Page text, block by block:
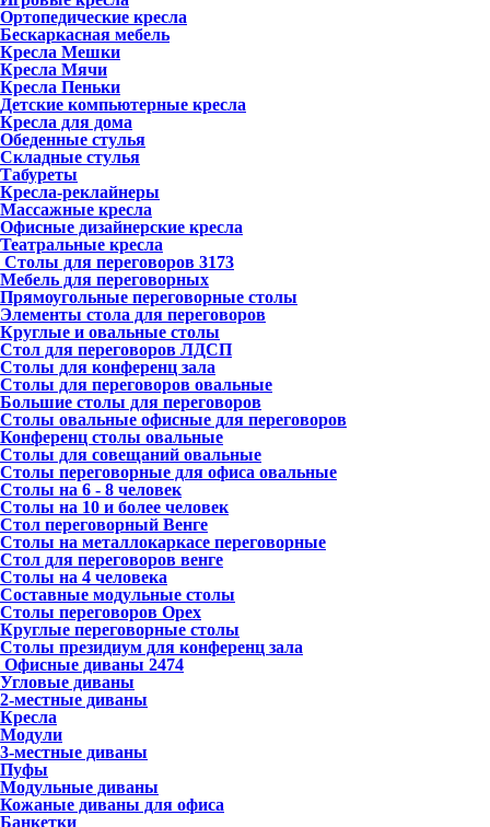
Ортопедические кресла
Бескаркасная мебель
Кресла Мешки
Кресла Мячи
Кресла Пеньки
Детские компьютерные кресла
Кресла для дома
Обеденные стулья
Складные стулья
Табуреты
Кресла-реклайнеры
Массажные кресла
Офисные дизайнерские кресла
Театральные кресла
Столы для переговоров 3173
Мебель для переговорных
Прямоугольные переговорные столы
Элементы стола для переговоров
Круглые и овальные столы
Стол для переговоров ЛДСП
Столы для конференц зала
Столы для переговоров овальные
Большие столы для переговоров
Столы овальные офисные для переговоров
Конференц столы овальные
Столы для совещаний овальные
Столы переговорные для офиса овальные
Столы на 6 - 8 человек
Столы на 10 и более человек
Стол переговорный Венге
Столы на металлокаркасе переговорные
Стол для переговоров венге
Столы на 4 человека
Составные модульные столы
Столы переговоров Орех
Круглые переговорные столы
Столы президиум для конференц зала
Офисные диваны 2474
Угловые диваны
2-местные диваны
Кресла
Модули
3-местные диваны
Пуфы
Модульные диваны
Кожаные диваны для офиса
Банкетки